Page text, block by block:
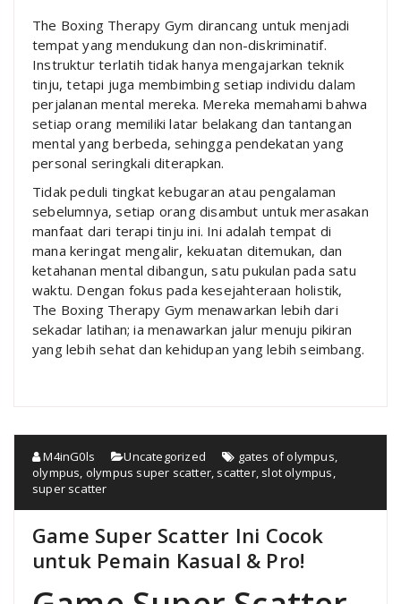
The Boxing Therapy Gym dirancang untuk menjadi
tempat yang mendukung dan non-diskriminatif.
Instruktur terlatih tidak hanya mengajarkan teknik
tinju, tetapi juga membimbing setiap individu dalam
perjalanan mental mereka. Mereka memahami bahwa
setiap orang memiliki latar belakang dan tantangan
mental yang berbeda, sehingga pendekatan yang
personal seringkali diterapkan.
Tidak peduli tingkat kebugaran atau pengalaman
sebelumnya, setiap orang disambut untuk merasakan
manfaat dari terapi tinju ini. Ini adalah tempat di
mana keringat mengalir, kekuatan ditemukan, dan
ketahanan mental dibangun, satu pukulan pada satu
waktu. Dengan fokus pada kesejahteraan holistik,
The Boxing Therapy Gym menawarkan lebih dari
sekadar latihan; ia menawarkan jalur menuju pikiran
yang lebih sehat dan kehidupan yang lebih seimbang.
M4inG0ls Uncategorized gates of olympus
olympus olympus super scatter scatter, slot olympus
super scatter
Game Super Scatter Ini Cocok
untuk Pemain Kasual & Pro!